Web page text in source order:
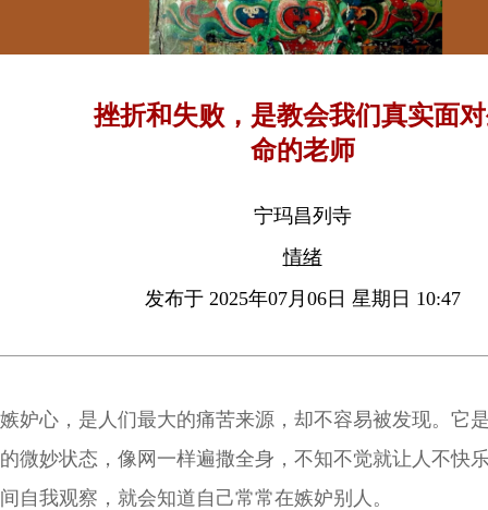
挫折和失败，是教会我们真实面
命的老师
宁玛昌列寺
情绪
发布于 2025年07月06日 星期日 10:47
嫉妒心，是人们最大的痛苦来源，却不容易被发现。它
的微妙状态，像网一样遍撒全身，不知不觉就让人不快
间自我观察，就会知道自己常常在嫉妒别人。